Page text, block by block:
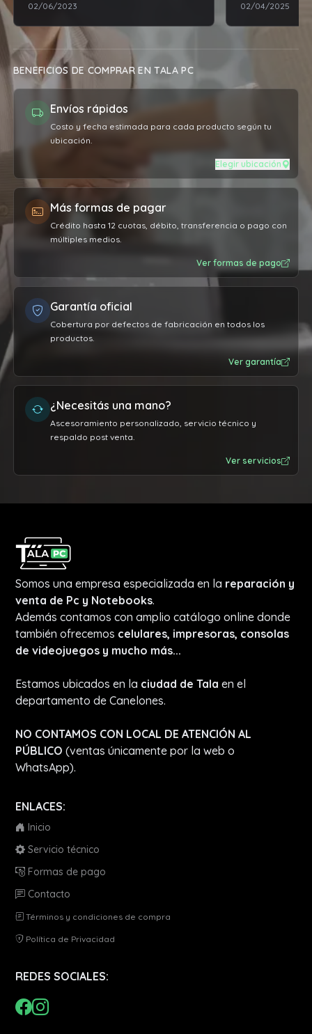
02/06/2023
rendimiento
traía de
02/04/2025
BENEFICIOS DE COMPRAR EN TALA PC
Envíos rápidos
Costo y fecha estimada para cada producto según tu
ubicación.
Elegir ubicación
Más formas de pagar
Crédito hasta 12 cuotas, débito, transferencia o pago con
múltiples medios.
Ver formas de pago
Garantía oficial
Cobertura por defectos de fabricación en todos los
productos.
Ver garantía
¿Necesitás una mano?
Ascesoramiento personalizado, servicio técnico y
respaldo post venta.
Ver servicios
Somos una empresa especializada en la reparación y
venta de Pc y Notebooks.
Además contamos con amplio catálogo online donde
también ofrecemos celulares, impresoras, consolas
de videojuegos y mucho más...
Estamos ubicados en la ciudad de Tala en el
departamento de Canelones.
NO CONTAMOS CON LOCAL DE ATENCIÓN AL
PÚBLICO (ventas únicamente por la web o
WhatsApp).
ENLACES:
Inicio
Servicio técnico
Formas de pago
Contacto
Términos y condiciones de compra
Política de Privacidad
REDES SOCIALES: